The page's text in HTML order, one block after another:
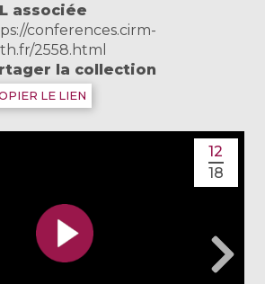
associée
conferences.cirm-
2558.html
la collection
LE LIEN
12
18